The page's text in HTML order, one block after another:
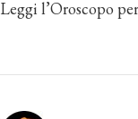
Leggi l’Oroscopo